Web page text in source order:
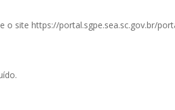
site https://portal.sgpe.sea.sc.gov.br/